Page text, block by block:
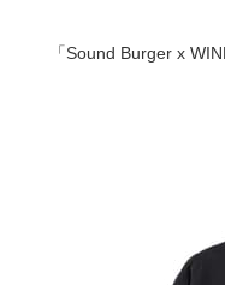
「Sound Burger x